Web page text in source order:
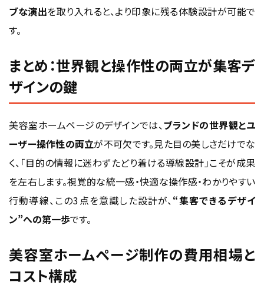
ブな演出を取り入れると、より印象に残る体験設計が可能で
す。
まとめ：世界観と操作性の両立が集客デ
ザインの鍵
美容室ホームページのデザインでは、ブランドの世界観とユ
ーザー操作性の両立が不可欠です。見た目の美しさだけでな
く、「目的の情報に迷わずたどり着ける導線設計」こそが成果
を左右します。視覚的な統一感・快適な操作感・わかりやすい
行動導線、この3点を意識した設計が、“集客できるデザイ
ン”への第一歩です。
美容室ホームページ制作の費用相場と
コスト構成